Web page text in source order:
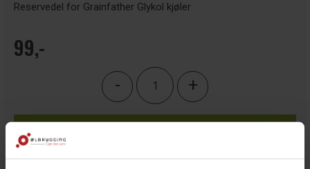
Reservedel for Grainfather Glykol kjøler
99,-
- +
KJØP
Legg i ønskeliste